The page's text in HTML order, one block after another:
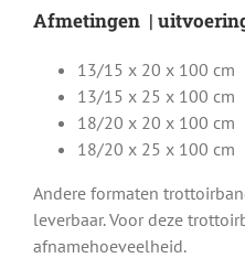
Afmetingen |
13/15 x 20 x 100 cm
13/15 x 25 x 100 cm
18/20 x 20 x 100 cm
18/20 x 25 x 100 cm
Andere formaten
leverbaar. Voor deze
afnamehoeveelheid.